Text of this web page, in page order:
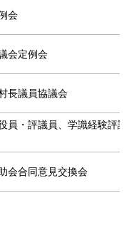
会
会定例会
長議員協議会
員・評議員、学識経験評議
会合同意見交換会